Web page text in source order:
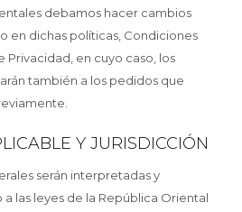
debamos hacer cambios
en dichas políticas, Condiciones
Privacidad, en cuyo caso, los
también a los pedidos que
Y JURISDICCIÓN
serán interpretadas y
las leyes de la República Oriental